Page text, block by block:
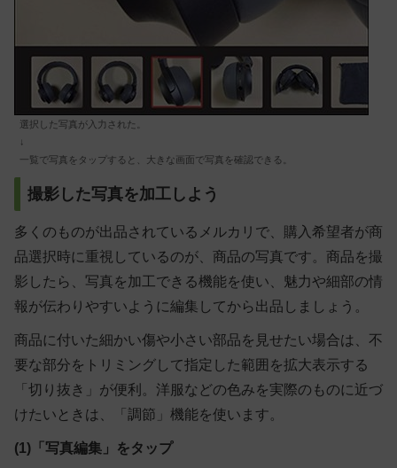
選択した写真が入力された。
↓
一覧で写真をタップすると、大きな画面で写真を確認できる。
撮影した写真を加工しよう
多くのものが出品されているメルカリで、購入希望者が商
品選択時に重視しているのが、商品の写真です。商品を撮
影したら、写真を加工できる機能を使い、魅力や細部の情
報が伝わりやすいように編集してから出品しましょう。
商品に付いた細かい傷や小さい部品を見せたい場合は、不
要な部分をトリミングして指定した範囲を拡大表示する
「切り抜き」が便利。洋服などの色みを実際のものに近づ
けたいときは、「調節」機能を使います。
(1)「写真編集」をタップ